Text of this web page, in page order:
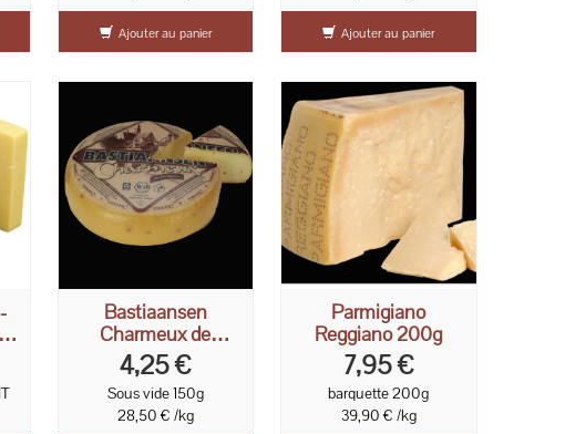
Ajouter au panier Ajouter au panier
Bastiaansen
Charmeux de
Hollande au
fenugrec 150g
4,25 €
Sous vide 150g
28,50 € /kg
Parmigiano
Reggiano 200g
7,95 €
barquette 200g
39,90 € /kg